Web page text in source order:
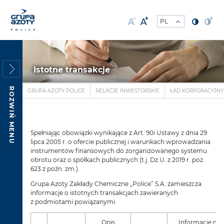
ROZWIŃ MENU
Istotne transakcje
GRUPA AZOTY POLICE RELACJE INWESTORSKIE ŁAD KORPORACYJNY
Spełniając obowiązki wynikające z Art. 90i Ustawy z dnia 29
lipca 2005 r. o ofercie publicznej i warunkach wprowadzania
instrumentów finansowych do zorganizowanego systemu
obrotu oraz o spółkach publicznych (t.j. Dz.U. z 2019 r. poz.
623 z poźn. zm.).
Grupa Azoty Zakłady Chemiczne „Police” S.A. zamieszcza
informacje o istotnych transakcjach zawieranych
z podmiotami powiązanymi.
Opis
Informacje